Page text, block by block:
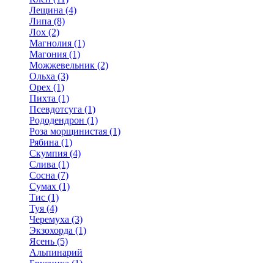
Лещина (4)
Липа (8)
Лох (2)
Магнолия (1)
Магония (1)
Можжевельник (2)
Ольха (3)
Орех (1)
Пихта (1)
Псевдотсуга (1)
Рододендрон (1)
Роза морщинистая (1)
Рябина (1)
Скумпия (4)
Слива (1)
Сосна (7)
Сумах (1)
Тис (1)
Туя (4)
Черемуха (3)
Экзохорда (1)
Ясень (5)
Альпинарий